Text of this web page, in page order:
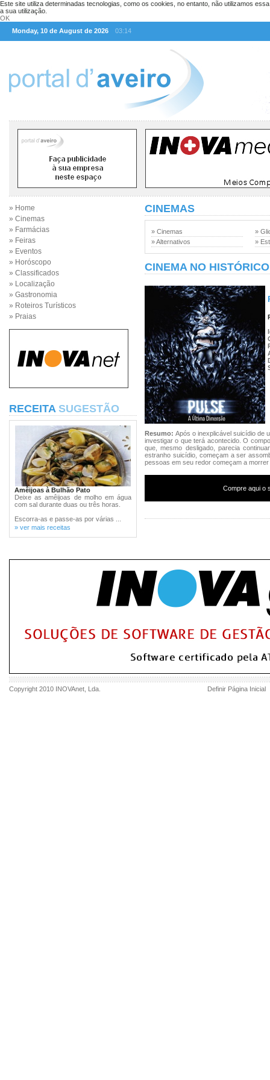
Este site utiliza determinadas tecnologias, como os cookies, no entanto, não utilizamos
a sua utilização.
OK
Monday, 10 de August de 2026
03:14
» Home
» Cinemas
» Farmácias
» Feiras
» Eventos
» Horóscopo
» Classificados
» Localização
» Gastronomia
» Roteiros Turísticos
» Praias
RECEITA SUGESTÃO
Amêijoas à Bulhão Pato
Deixe as amêijoas de molho em água
com sal durante duas ou três horas.
Escorra-as e passe-as por várias ...
» ver mais receitas
CINEMAS
» Cinemas
» Alternativos
»
»
CINEMA NO HISTÓRICO
Resumo: Após o inexplicável suicídio de
investigar o que terá acontecido. O
que, mesmo desligado, parecia
estranho suicídio, começam a ser
pessoas em seu redor começam a
Compre aqui o
Copyright 2010 INOVAnet , Lda. Definir Página Inicial